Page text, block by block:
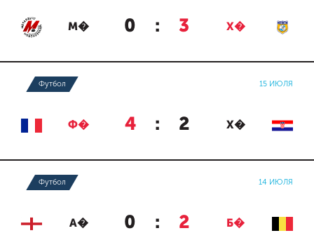
М� 0 : 3 Х�
Футбол 15 ИЮЛЯ
Ф� 4 : 2 Х�
Футбол 14 ИЮЛЯ
А� 0 : 2 Б�